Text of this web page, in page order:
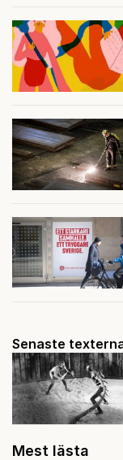
Senaste
Mest lästa